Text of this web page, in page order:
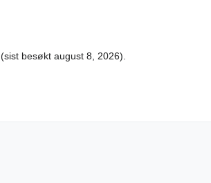
(sist besøkt august 8, 2026).